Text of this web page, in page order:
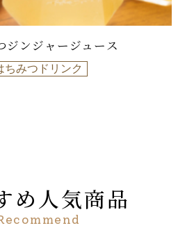
ジンジャージュース
ちみつドリンク
め人気商品